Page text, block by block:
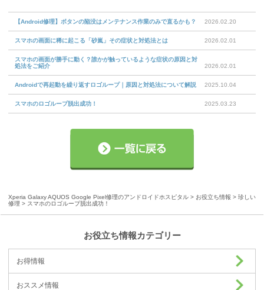
【Android修理】ボタンの陥没はメンテナンス作業のみで直るかも？ 2026.02.20
スマホの画面に稀に起こる「砂嵐」その症状と対処法とは 2026.02.01
スマホの画面が勝手に動く？誰かが触っているような症状の原因と対
処法をご紹介
2026.02.01
Androidで再起動を繰り返すロゴループ｜原因と対処法について解説 2025.10.04
スマホのロゴループ脱出成功！ 2025.03.23
Xperia Galaxy AQUOS Google Pixel修理のアンドロイドホスピタル > お役立ち情報 > 珍しい
修理 > スマホのロゴループ脱出成功！
お役立ち情報カテゴリー
お得情報
おススメ情報